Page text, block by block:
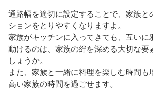
通路幅を適切に設定することで、家族と
ションをとりやすくなりますよ。
家族がキッチンに入ってきても、互いに
動けるのは、家族の絆を深める大切な要
しょうか。
また、家族と一緒に料理を楽しむ時間も
高い家族の時間を過ごせます。